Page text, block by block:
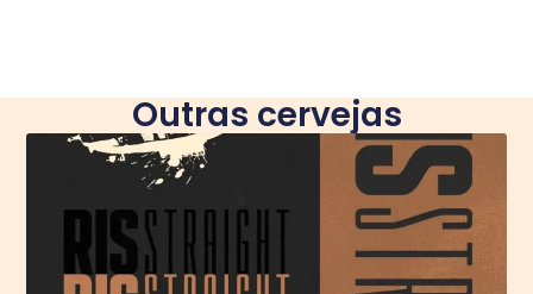
Outras cervejas